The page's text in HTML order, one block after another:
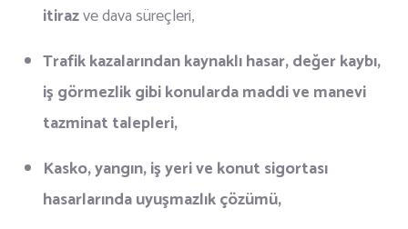
itirazve dava süreçleri,
Trafik kazalarından kaynaklı hasar, değer kaybı,
iş görmezlik gibi konularda maddi ve manevi
tazminat talepleri,
Kasko, yangın, iş yeri ve konut sigortası
hasarlarında uyuşmazlık çözümü,